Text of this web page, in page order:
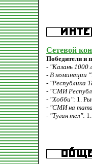
Сетевой
Победители и
- "Казань 1000
- В номинации
- "Республика
- "СМИ
- "Хобби": 1.
- "СМИ на
- "Туган тел":